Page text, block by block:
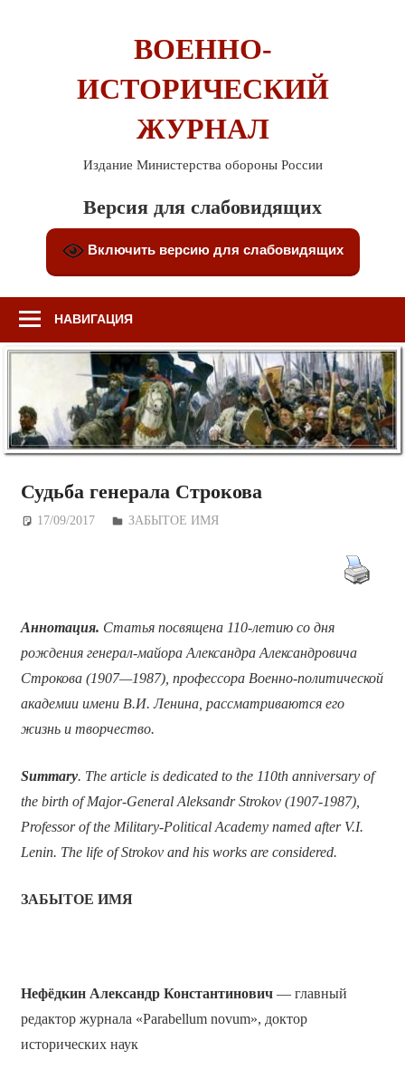
ВОЕННО-
ИСТОРИЧЕСКИЙ
ЖУРНАЛ
Издание Министерства обороны России
Версия для слабовидящих
Включить версию для слабовидящих
НАВИГАЦИЯ
Судьба генерала Строкова
17/09/2017 Дежурный по Редакции
ЗАБЫТОЕ ИМЯ
Аннотация. Статья посвящена 110-летию со дня
рождения генерал-майора Александра Александровича
Строкова (1907—1987), профессора Военно-политической
академии имени В.И. Ленина, рассматриваются его
жизнь и творчество.
Summary. The article is dedicated to the 110th anniversary of
the birth of Major-General Aleksandr Strokov (1907-1987),
Professor of the Military-Political Academy named after V.I.
Lenin. The life of Strokov and his works are considered.
ЗАБЫТОЕ ИМЯ
Нефёдкин Александр Константинович— главный
редактор журнала «Parabellum novum», доктор
исторических наук